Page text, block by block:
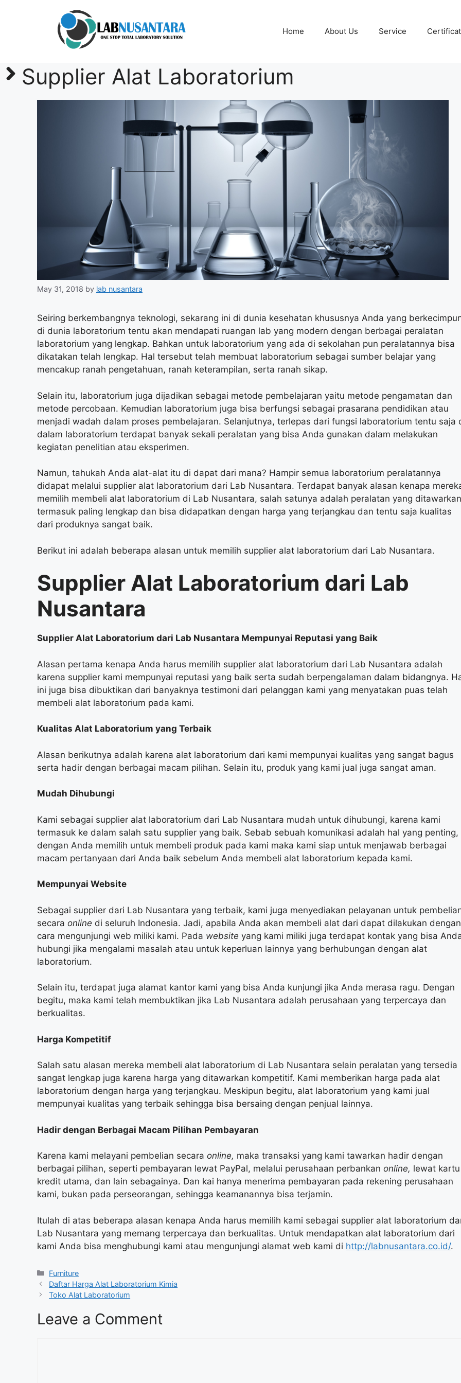
Home About Us Service
Supplier Alat Laboratorium
May 31, 2018 by lab nusantara
Seiring berkembangnya teknologi, sekarang ini di dunia kesehatan khususnya Anda yang
di dunia laboratorium tentu akan mendapati ruangan lab yang modern dengan berbagai peralatan
laboratorium yang lengkap. Bahkan untuk laboratorium yang ada di sekolahan pun peralatannya bisa
dikatakan telah lengkap. Hal tersebut telah membuat laboratorium sebagai sumber belajar yang
mencakup ranah pengetahuan, ranah keterampilan, serta ranah sikap.
Selain itu, laboratorium juga dijadikan sebagai metode pembelajaran yaitu metode pengamatan dan
metode percobaan. Kemudian laboratorium juga bisa berfungsi sebagai prasarana pendidikan atau
menjadi wadah dalam proses pembelajaran. Selanjutnya, terlepas dari fungsi laboratorium tentu saja
dalam laboratorium terdapat banyak sekali peralatan yang bisa Anda gunakan dalam melakukan
kegiatan penelitian atau eksperimen.
Namun, tahukah Anda alat-alat itu di dapat dari mana? Hampir semua laboratorium peralatannya
didapat melalui supplier alat laboratorium dari Lab Nusantara. Terdapat banyak alasan kenapa
memilih membeli alat laboratorium di Lab Nusantara, salah satunya adalah peralatan yang ditawarkan
termasuk paling lengkap dan bisa didapatkan dengan harga yang terjangkau dan tentu saja kualitas
dari produknya sangat baik.
Berikut ini adalah beberapa alasan untuk memilih supplier alat laboratorium dari Lab Nusantara.
Supplier Alat Laboratorium dari Lab
Nusantara
Supplier Alat Laboratorium dari Lab Nusantara Mempunyai Reputasi yang Baik
Alasan pertama kenapa Anda harus memilih supplier alat laboratorium dari Lab Nusantara adalah
karena supplier kami mempunyai reputasi yang baik serta sudah berpengalaman dalam bidangnya.
ini juga bisa dibuktikan dari banyaknya testimoni dari pelanggan kami yang menyatakan puas telah
membeli alat laboratorium pada kami.
Kualitas Alat Laboratorium yang Terbaik
Alasan berikutnya adalah karena alat laboratorium dari kami mempunyai kualitas yang sangat bagus
serta hadir dengan berbagai macam pilihan. Selain itu, produk yang kami jual juga sangat aman.
Mudah Dihubungi
Kami sebagai supplier alat laboratorium dari Lab Nusantara mudah untuk dihubungi, karena kami
termasuk ke dalam salah satu supplier yang baik. Sebab sebuah komunikasi adalah hal yang penting,
dengan Anda memilih untuk membeli produk pada kami maka kami siap untuk menjawab berbagai
macam pertanyaan dari Anda baik sebelum Anda membeli alat laboratorium kepada kami.
Mempunyai Website
Sebagai supplier dari Lab Nusantara yang terbaik, kami juga menyediakan pelayanan untuk
secara online di seluruh Indonesia. Jadi, apabila Anda akan membeli alat dari dapat dilakukan dengan
cara mengunjungi web miliki kami. Pada website yang kami miliki juga terdapat kontak yang bisa
hubungi jika mengalami masalah atau untuk keperluan lainnya yang berhubungan dengan alat
laboratorium.
Selain itu, terdapat juga alamat kantor kami yang bisa Anda kunjungi jika Anda merasa ragu. Dengan
begitu, maka kami telah membuktikan jika Lab Nusantara adalah perusahaan yang terpercaya dan
berkualitas.
Harga Kompetitif
Salah satu alasan mereka membeli alat laboratorium di Lab Nusantara selain peralatan yang tersedia
sangat lengkap juga karena harga yang ditawarkan kompetitif. Kami memberikan harga pada alat
laboratorium dengan harga yang terjangkau. Meskipun begitu, alat laboratorium yang kami jual
mempunyai kualitas yang terbaik sehingga bisa bersaing dengan penjual lainnya.
Hadir dengan Berbagai Macam Pilihan Pembayaran
Karena kami melayani pembelian secara online, maka transaksi yang kami tawarkan hadir dengan
berbagai pilihan, seperti pembayaran lewat PayPal, melalui perusahaan perbankan online, lewat kartu
kredit utama, dan lain sebagainya. Dan kai hanya menerima pembayaran pada rekening perusahaan
kami, bukan pada perseorangan, sehingga keamanannya bisa terjamin.
Itulah di atas beberapa alasan kenapa Anda harus memilih kami sebagai supplier alat laboratorium
Lab Nusantara yang memang terpercaya dan berkualitas. Untuk mendapatkan alat laboratorium dari
kami Anda bisa menghubungi kami atau mengunjungi alamat web kami di http://labnusantara.co.id/.
Categories
Furniture
Daftar Harga Alat Laboratorium Kimia
Toko Alat Laboratorium
Leave a Comment